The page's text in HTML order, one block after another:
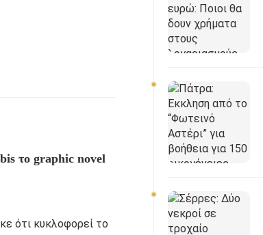
το graphic novel
ότι κυκλοφορεί το